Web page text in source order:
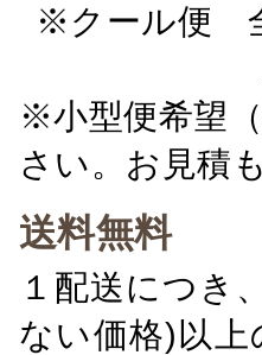
※クール便
※小型便希望
さい。お見積
送料無料
１配送につき
ない価格)以